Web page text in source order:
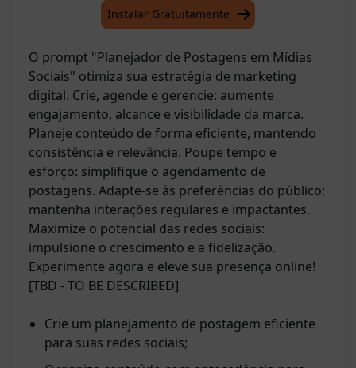
Instalar Gratuitamente
O prompt "Planejador de Postagens em Mídias
Sociais" otimiza sua estratégia de marketing
digital. Crie, agende e gerencie: aumente
engajamento, alcance e visibilidade da marca.
Planeje conteúdo de forma eficiente, mantendo
consistência e relevância. Poupe tempo e
esforço: simplifique o agendamento de
postagens. Adapte-se às preferências do público:
mantenha interações regulares e impactantes.
Maximize o potencial das redes sociais:
impulsione o crescimento e a fidelização.
Experimente agora e eleve sua presença online!
[TBD - TO BE DESCRIBED]
Crie um planejamento de postagem eficiente
para suas redes sociais;